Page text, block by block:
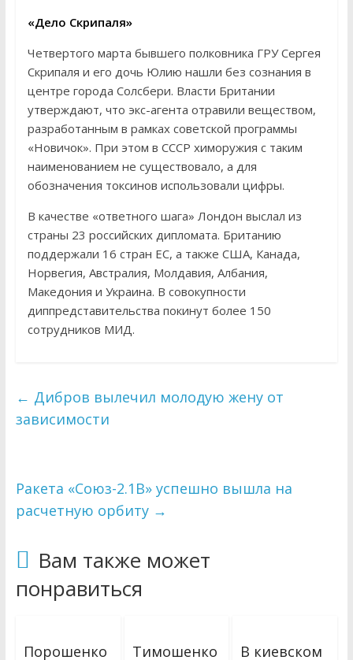
«Дело Скрипаля»
Четвертого марта бывшего полковника ГРУ Сергея
Скрипаля и его дочь Юлию нашли без сознания в
центре города Солсбери. Власти Британии
утверждают, что экс-агента отравили веществом,
разработанным в рамках советской программы
«Новичок». При этом в СССР химоружия с таким
наименованием не существовало, а для
обозначения токсинов использовали цифры.
В качестве «ответного шага» Лондон выслал из
страны 23 российских дипломата. Британию
поддержали 16 стран ЕС, а также США, Канада,
Норвегия, Австралия, Молдавия, Албания,
Македония и Украина. В совокупности
диппредставительства покинут более 150
сотрудников МИД.
← Дибров вылечил молодую жену от
зависимости
Ракета «Союз-2.1В» успешно вышла на
расчетную орбиту →
Вам также может
понравиться
Порошенко
Тимошенко
В киевском